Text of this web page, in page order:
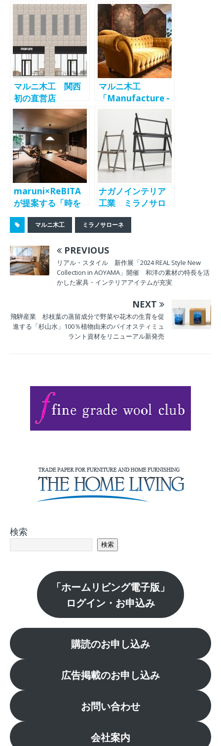
MARUNI
COLLECTION
2025の新作発表へ
COLLECTION
2023 / AUTUMN
BY JASPER
MORRISON」
maruni tokyoで
10月19日～31日開
催
マルニ木工 関西
初の直営店
「maruni
osaka」6/20オー
プン 大阪・アー
バンネット御堂筋
ビル1階に
マルニ木工
「Manufacture -
Tradition-」開
催 Tradition家具
再構築の試み
maruni×ReBITA
が提案する「時を
かける部屋」時の
経過を楽しみ、愛
げる住まい｜「東
急ドエルプレステ
ージ代々木公園」
ナガノインテリア
工業 ミラノサロ
ーネに2年連続出
展 ライブラリー
テッロ)」やスツー
ル「COUPÈ (コッ
ペ)」などを展開
マルニ木工 ミラノサローネ
PREVIOUS
リアル・スタイル 新作展「2024 REAL Style New
Collection in AOYAMA」開催 和洋の素材の特長を活
かした家具・インテリアアイテムが充実
NEXT
飛騨産業 杉枝葉の蒸留成分で野菜や花木の生育を促
進する「杉山水」100％植物由来のバイオスティミュ
ラント資材をリニューアル新発売
検索
検索
「ホームリビング電子版」
ログイン・お申込み
購読のお申し込み
広告掲載のお申し込み
お問い合わせ
会社案内